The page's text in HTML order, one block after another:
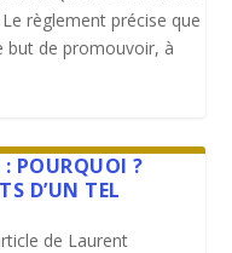
règlement précise que
but de promouvoir, à
: POURQUOI ?
D’UN TEL
de Laurent